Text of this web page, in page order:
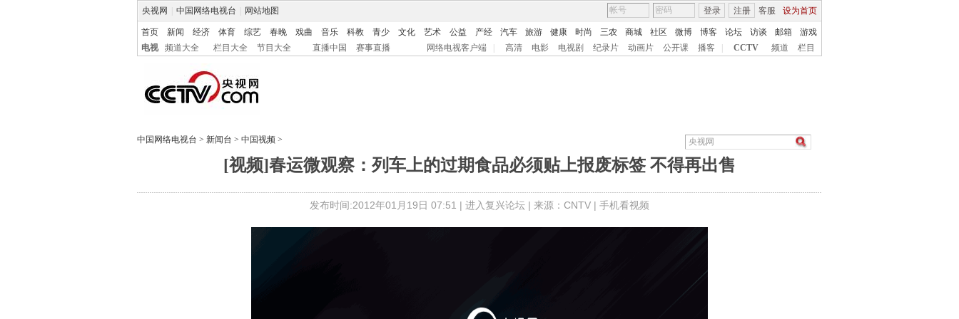
央视网 中国网络电视台 网站地图 客服 设为首页
登录 注册
首页 新闻 经济 体育 综艺 春晚 戏曲 音乐 科教 青少 文化 艺术 公益 产经 汽车 旅游 健康 时尚 三农 商城 社区 微博 博客 论坛 访谈 邮箱
游戏
电视
频道大全 栏目大全 节目大全 直播中国 赛事直播 网络电视客户端 高清 电影 电视剧 纪录片 动画片 公开课 播客 CCTV 频道 栏目
中国网络电视台 > 新闻台 > 中国视频 >
[视频]春运微观察：列车上的过期食品必须贴上报废标签 不得再出售
发布时间:2012年01月19日 07:51 | 进入复兴论坛 | 来源：CNTV | 手机看视频